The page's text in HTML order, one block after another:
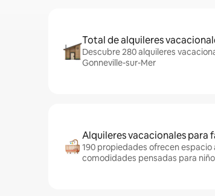
Total de alquileres
Descubre 280 alquileres
Gonneville-sur-Mer
Alquileres vacacionales para
190 propiedades ofrecen espacio
comodidades pensadas para